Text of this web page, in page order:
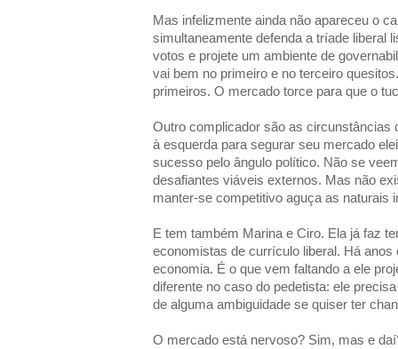
Mas infelizmente ainda não apareceu o
simultaneamente defenda a tríade liberal
votos e projete um ambiente de
vai bem no primeiro e no terceiro
primeiros. O mercado torce para que o
Outro complicador são as circunstâncias
à esquerda para segurar seu mercado
sucesso pelo ângulo político. Não se
desafiantes viáveis externos. Mas não
manter-se competitivo aguça as naturais
E tem também Marina e Ciro. Ela já faz
economistas de currículo liberal. Há anos
economia. É o que vem faltando a ele
diferente no caso do pedetista: ele
de alguma ambiguidade se quiser ter
O mercado está nervoso? Sim, mas e